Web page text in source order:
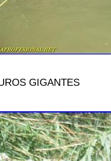
GIGANTES